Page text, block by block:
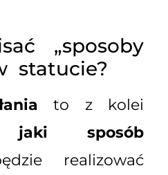
„sposoby
statucie?
to z kolei
sposób
realizować